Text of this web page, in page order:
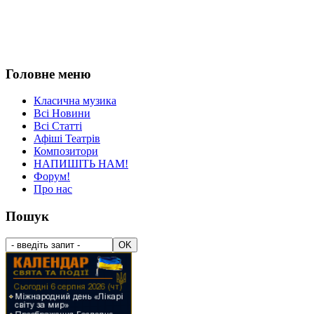
Головне меню
Класична музика
Всі Новини
Всі Статті
Афіші Театрів
Композитори
НАПИШІТЬ НАМ!
Форум!
Про нас
Пошук